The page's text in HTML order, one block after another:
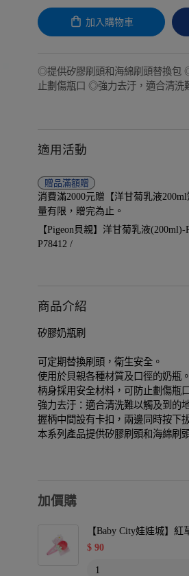
加入購物車
◎提供矽膠刷頭和海綿刷頭替換包
止劃傷瓶口 ◎強力去汙，適合清洗
適用活動
贈品滿額贈
消費滿2000元贈【洋甘菊乳液
量有限，贈完為止。
【Pigeon貝親】洋甘菊乳液(200ml)-
P78412 /
商品介紹
矽膠奶瓶刷
可定期替換刷頭，衛生安全。
使用於貝親各種材質及口徑的奶瓶。
柄身採用安全材料，可防止劃傷瓶
強力去汙：適合清洗難以觸及到的
握柄中間設有卡扣，兩邊同時按下
本系列產品提供矽膠刷頭和海綿刷
加價購
【Baby City娃娃城】
$ 90